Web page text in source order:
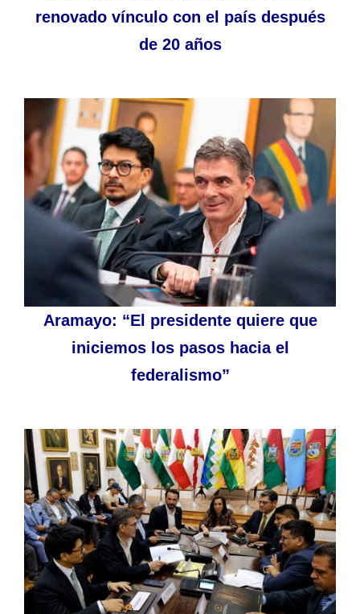
renovado vínculo con el país después
de 20 años
Aramayo: “El presidente quiere que
iniciemos los pasos hacia el
federalismo”